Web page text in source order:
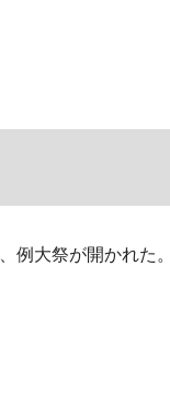
大祭が開かれた。